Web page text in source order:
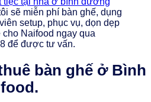
sẽ miễn phí bàn ghế, dụng
setup, phục vụ, dọn dẹp
Naifood ngay qua
để được tư vấn.
bàn ghế ở Bình